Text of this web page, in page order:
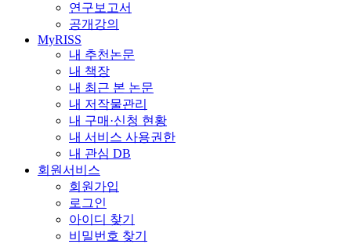
연구보고서
공개강의
MyRISS
내 추천논문
내 책장
내 최근 본 논문
내 저작물관리
내 구매·신청 현황
내 서비스 사용권한
내 관심 DB
회원서비스
회원가입
로그인
아이디 찾기
비밀번호 찾기